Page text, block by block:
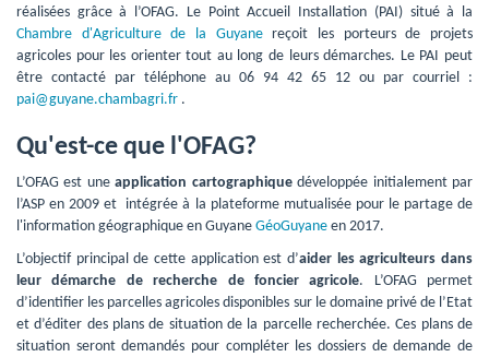
réalisées grâce à l’OFAG. Le Point Accueil Installation (PAI) situé à la
Chambre d'Agriculture de la Guyanereçoit les porteurs de projets
agricoles pour les orienter tout au long de leurs démarches. Le PAI peut
être contacté par téléphone au 06 94 42 65 12 ou par courriel :
pai@guyane.chambagri.fr .
Qu'est-ce que l'OFAG?
L’OFAG est une application cartographiquedéveloppée initialement par
l’ASP en 2009 et intégrée à la plateforme mutualisée pour le partage de
l'information géographique en Guyane GéoGuyane en 2017.
L’objectif principal de cette application est d’aider les agriculteurs dans
leur démarche de recherche de foncier agricole. L’OFAG permet
d’identifier les parcelles agricoles disponibles sur le domaine privé de l’Etat
et d’éditer des plans de situation de la parcelle recherchée. Ces plans de
situation seront demandés pour compléter les dossiers de demande de